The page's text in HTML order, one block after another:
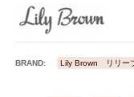
BRAND: Lily Brown リリー